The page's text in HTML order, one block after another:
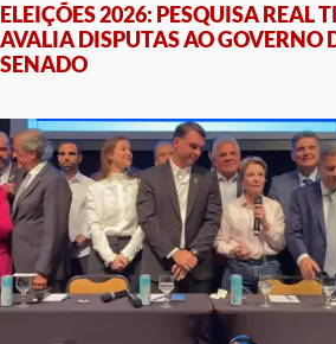
ELEIÇÕES 2026: PESQUISA REAL
AVALIA DISPUTAS AO GOVERNO
SENADO